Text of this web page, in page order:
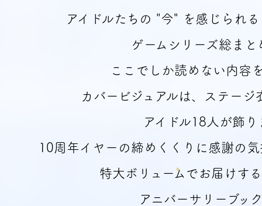
アイドルたちの "今" を感じられ
ゲームシリーズ総まと
ここでしか読めない内容
カバービジュアルは、ステー
アイドル18人が飾り
10周年イヤーの締めくくりに感謝の
特大ボリュームでお届けす
アニバーサリーブッ